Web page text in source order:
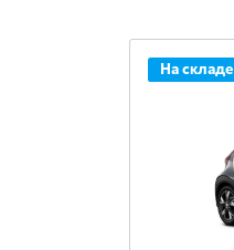
На складе